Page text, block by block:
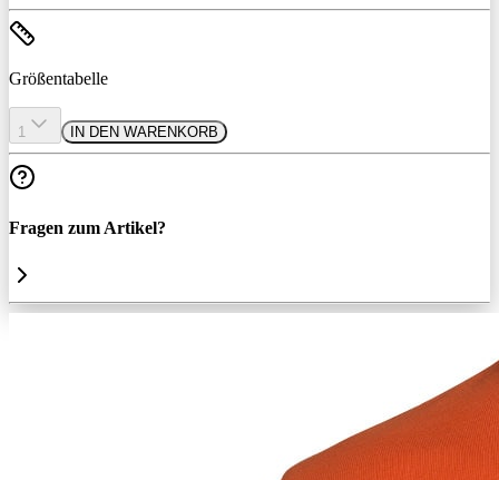
Größentabelle
1 IN DEN WARENKORB
Fragen zum Artikel?